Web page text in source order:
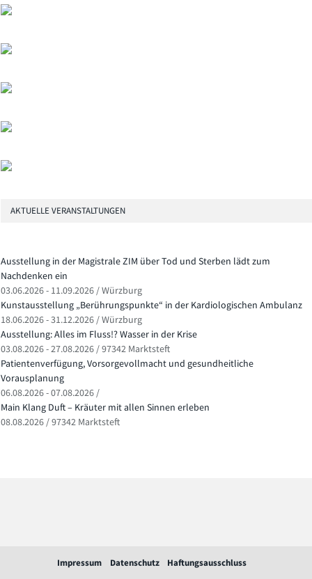
AKTUELLE VERANSTALTUNGEN
Ausstellung in der Magistrale ZIM über Tod und Sterben lädt zum
Nachdenken ein
03.06.2026 - 11.09.2026 / Würzburg
Kunstausstellung „Berührungspunkte“ in der Kardiologischen Ambulanz
18.06.2026 - 31.12.2026 / Würzburg
Ausstellung: Alles im Fluss!? Wasser in der Krise
03.08.2026 - 27.08.2026 / 97342 Marktsteft
Patientenverfügung, Vorsorgevollmacht und gesundheitliche
Vorausplanung
06.08.2026 - 07.08.2026 /
Main Klang Duft – Kräuter mit allen Sinnen erleben
08.08.2026 / 97342 Marktsteft
Impressum Datenschutz Haftungsausschluss